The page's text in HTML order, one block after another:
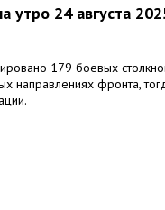
утро 24 августа
179 боевых
направлениях фронта,